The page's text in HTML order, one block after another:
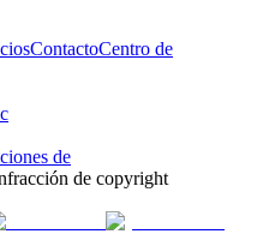
ContactoCentro de
de
de copyright